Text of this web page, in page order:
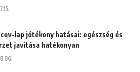
lap jótékony hatásai: egészség és
javítása hatékonyan